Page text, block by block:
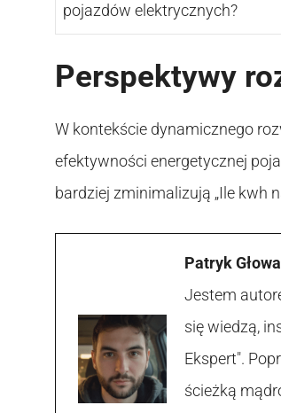
pojazdów elektrycznych?
Perspektywy
W kontekście dynamicznego
efektywności energetycznej
bardziej zminimalizują „Ile kwh
Patryk
Jestem
się wiedzą,
Ekspert".
ścieżką